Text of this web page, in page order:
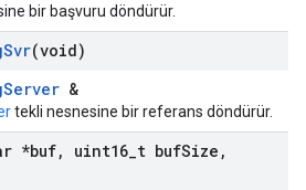
bir başvuru döndürür.
Svr(void)
&
tekli nesnesine bir referans döndürür.
*buf, uint16 t bufSize ,